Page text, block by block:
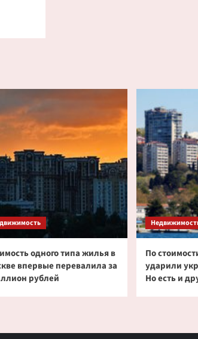
одного типа жилья в
впервые перевалила за
рублей
По
ударили
Но есть и